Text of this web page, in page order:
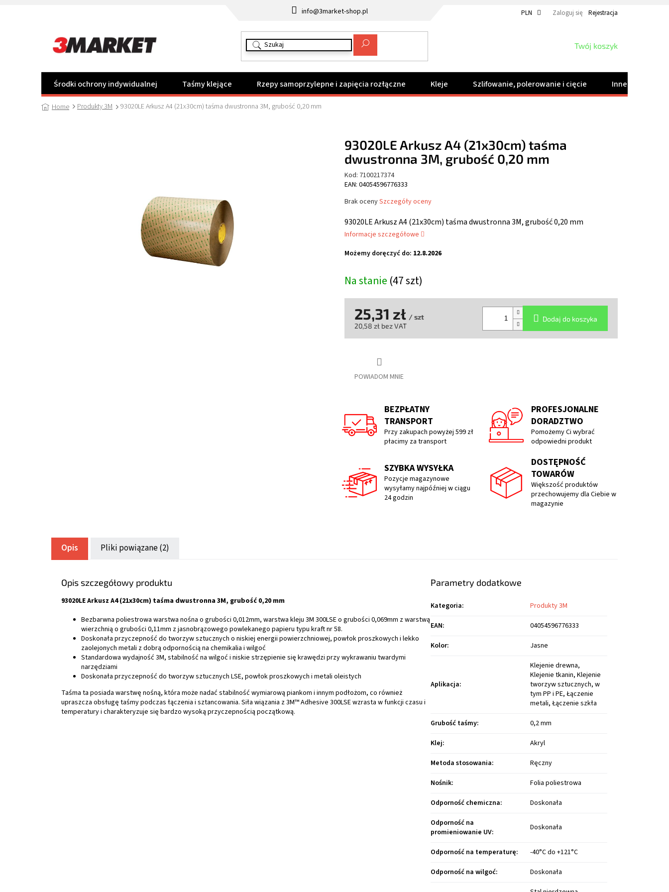
info@3market-shop.pl PLN Zaloguj się Rejestracja
KOSZYK
Twój koszyk
Środki ochrony indywidualnej Taśmy klejące Rzepy samoprzylepne i zapięcia rozłączne Kleje Szlifowanie, polerowanie i cięcie Inne produkty
Home Produkty 3M 93020LE Arkusz A4 (21x30cm) taśma dwustronna 3M, grubość 0,20 mm
Na stanie (47 szt)
Możemy doręczyć do: 12.8.2026
93020LE Arkusz A4 (21x30cm) taśma dwustronna 3M, grubość 0,20 mm
Informacje szczegółowe
POWIADOM MNIE
25,31 zł / szt
20,58 zł bez VAT
Dodaj do koszyka
93020LE Arkusz A4 (21x30cm) taśma
dwustronna 3M, grubość 0,20 mm
Kod: 7100217374
EAN: 04054596776333
Średnia
produktu
wynosi
0,0
na
5
Brak ocenySzczegóły oceny
BEZPŁATNY
TRANSPORT
Przy zakupach powyżej 599 zł
płacimy za transport
PROFESJONALNE
DORADZTWO
Pomożemy Ci wybrać
odpowiedni produkt
SZYBKA WYSYŁKA
Pozycje magazynowe
wysyłamy najpóźniej w ciągu
24 godzin
DOSTĘPNOŚĆ
TOWARÓW
Większość produktów
przechowujemy dla Ciebie w
magazynie
Opis Pliki powiązane (2)
Opis szczegółowy produktu
93020LE Arkusz A4 (21x30cm) taśma dwustronna 3M, grubość 0,20 mm
Bezbarwna poliestrowa warstwa nośna o grubości 0,012mm, warstwa kleju 3M 300LSE o grubości 0,069mm z warstwą
wierzchnią o grubości 0,11mm z jasnobrązowego powlekanego papieru typu kraft nr 58.
Doskonała przyczepność do tworzyw sztucznych o niskiej energii powierzchniowej, powłok proszkowych i lekko
zaolejonych metali z dobrą odpornością na chemikalia i wilgoć
Standardowa wydajność 3M, stabilność na wilgoć i niskie strzępienie się krawędzi przy wykrawaniu twardymi
narzędziami
Doskonała przyczepność do tworzyw sztucznych LSE, powłok proszkowych i metali oleistych
Taśma ta posiada warstwę nośną, która może nadać stabilność wymiarową piankom i innym podłożom, co również
upraszcza obsługę taśmy podczas łączenia i sztancowania. Siła wiązania z 3M™ Adhesive 300LSE wzrasta w funkcji czasu i
temperatury i charakteryzuje się bardzo wysoką przyczepnością początkową.
Parametry dodatkowe
Kategoria:
Produkty 3M
EAN:
04054596776333
Kolor: Jasne
Aplikacja:
Klejenie drewna,
Klejenie tkanin, Klejenie
tworzyw sztucznych, w
tym PP i PE, Łączenie
metali, Łączenie szkła
Grubość taśmy:
0,2 mm
Klej:
Akryl
Metoda stosowania:
Ręczny
Nośnik:
Folia poliestrowa
Odporność chemiczna:
Doskonała
Odporność na
promieniowanie UV: Doskonała
Odporność na temperaturę:
-40°C do +121°C
Odporność na wilgoć: Doskonała